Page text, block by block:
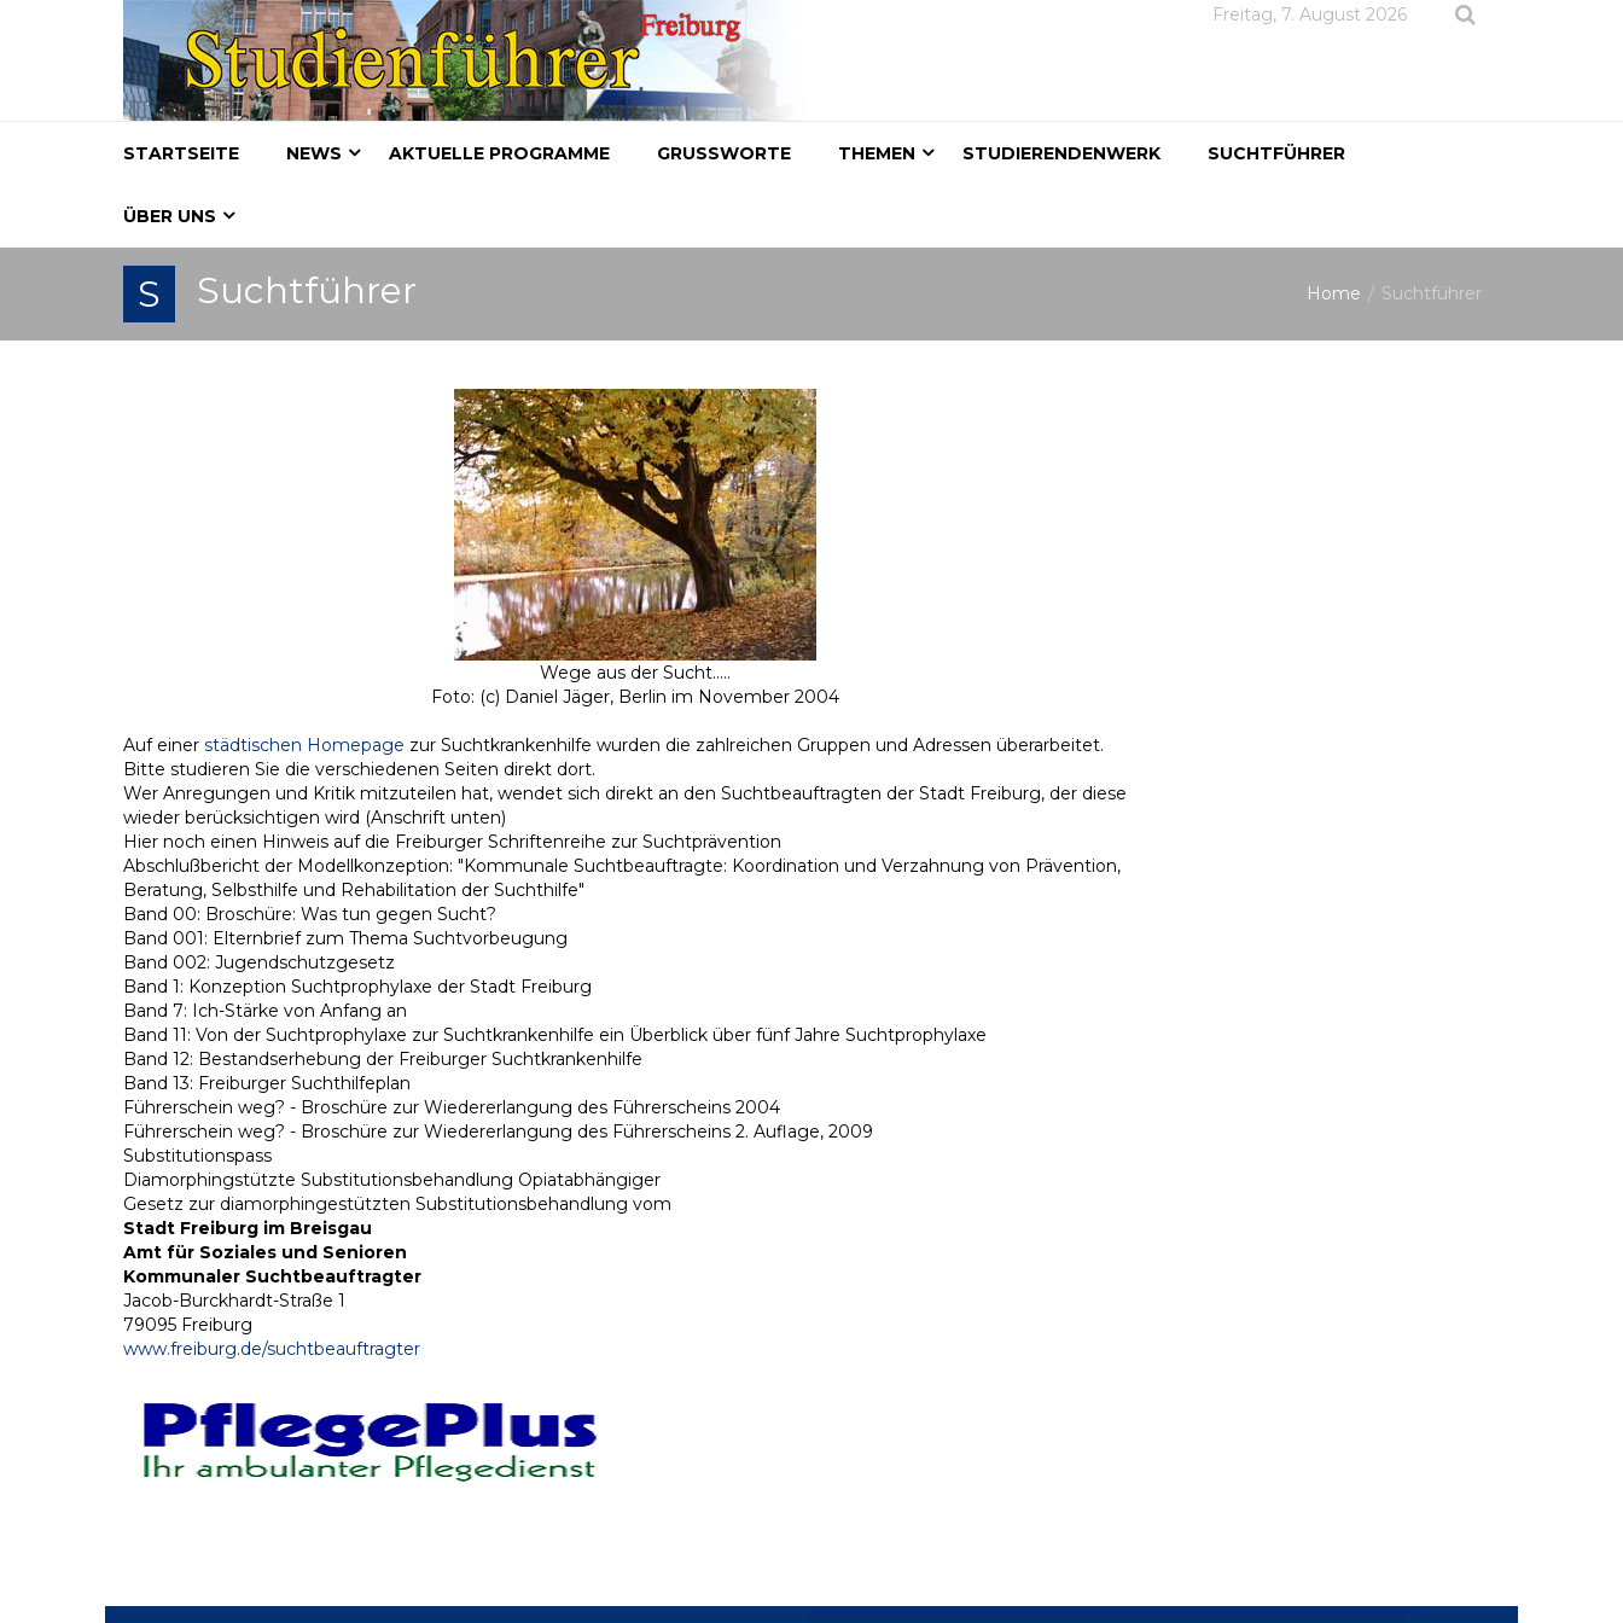
Freitag, 7. August 2026
STARTSEITE NEWS AKTUELLE PROGRAMME GRUSSWORTE THEMEN STUDIERENDENWERK SUCHTFÜHRER
ÜBER UNS
S Suchtführer Home Suchtführer
Wege aus der Sucht.....
Foto: (c) Daniel Jäger, Berlin im November 2004
Auf einer städtischen Homepage zur Suchtkrankenhilfe wurden die zahlreichen Gruppen und Adressen überarbeitet.
Bitte studieren Sie die verschiedenen Seiten direkt dort.
Wer Anregungen und Kritik mitzuteilen hat, wendet sich direkt an den Suchtbeauftragten der Stadt Freiburg, der diese
wieder berücksichtigen wird (Anschrift unten)
Hier noch einen Hinweis auf die Freiburger Schriftenreihe zur Suchtprävention
Abschlußbericht der Modellkonzeption: "Kommunale Suchtbeauftragte: Koordination und Verzahnung von Prävention,
Beratung, Selbsthilfe und Rehabilitation der Suchthilfe"
Band 00: Broschüre: Was tun gegen Sucht?
Band 001: Elternbrief zum Thema Suchtvorbeugung
Band 002: Jugendschutzgesetz
Band 1: Konzeption Suchtprophylaxe der Stadt Freiburg
Band 7: Ich-Stärke von Anfang an
Band 11: Von der Suchtprophylaxe zur Suchtkrankenhilfe ein Überblick über fünf Jahre Suchtprophylaxe
Band 12: Bestandserhebung der Freiburger Suchtkrankenhilfe
Band 13: Freiburger Suchthilfeplan
Führerschein weg? - Broschüre zur Wiedererlangung des Führerscheins 2004
Führerschein weg? - Broschüre zur Wiedererlangung des Führerscheins 2. Auflage, 2009
Substitutionspass
Diamorphingstützte Substitutionsbehandlung Opiatabhängiger
Gesetz zur diamorphingestützten Substitutionsbehandlung vom
Stadt Freiburg im Breisgau
Amt für Soziales und Senioren
Kommunaler Suchtbeauftragter
Jacob-Burckhardt-Straße 1
79095 Freiburg
www.freiburg.de/suchtbeauftragter